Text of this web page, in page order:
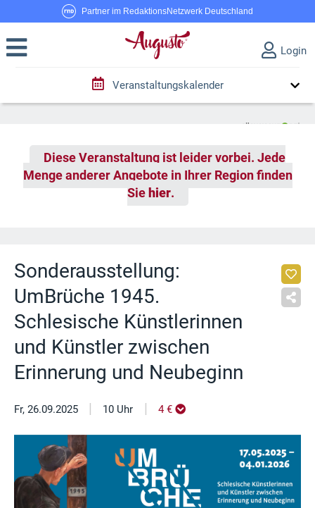
Partner im RedaktionsNetzwerk Deutschland
Login
Veranstaltungskalender
Diese Veranstaltung ist leider vorbei. Jede
Menge anderer Angebote in Ihrer Region finden
Sie hier.
Sonderausstellung:
UmBrüche 1945.
Schlesische Künstlerinnen
und Künstler zwischen
Erinnerung und Neubeginn
Fr, 26.09.2025 | 10 Uhr | 4 €